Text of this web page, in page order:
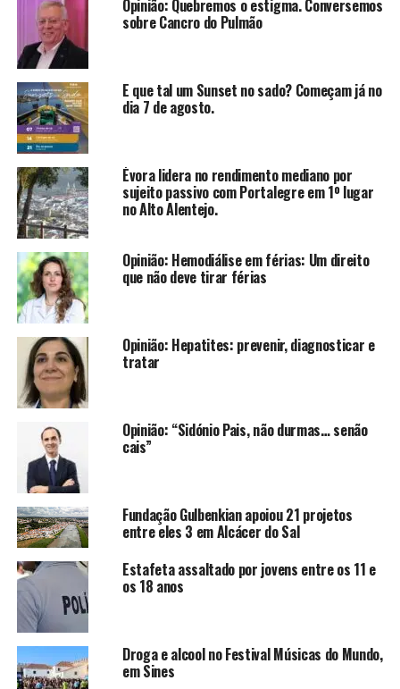
Opinião: Quebremos o estigma. Conversemos
sobre Cancro do Pulmão
E que tal um Sunset no sado? Começam já no
dia 7 de agosto.
Évora lidera no rendimento mediano por
sujeito passivo com Portalegre em 1º lugar
no Alto Alentejo.
Opinião: Hemodiálise em férias: Um direito
que não deve tirar férias
Opinião: Hepatites: prevenir, diagnosticar e
tratar
Opinião: “Sidónio Pais, não durmas… senão
cais”
Fundação Gulbenkian apoiou 21 projetos
entre eles 3 em Alcácer do Sal
Estafeta assaltado por jovens entre os 11 e
os 18 anos
Droga e alcool no Festival Músicas do Mundo,
em Sines